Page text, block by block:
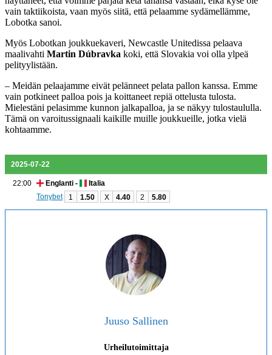
vain taktiikoista, vaan myös siitä, että pelaamme sydämellämme,
Lobotka sanoi.
Myös Lobotkan joukkuekaveri, Newcastle Unitedissa pelaava
maalivahti Martin Dúbravka koki, että Slovakia voi olla ylpeä
pelityylistään.
– Meidän pelaajamme eivät pelänneet pelata pallon kanssa. Emme
vain potkineet palloa pois ja koittaneet repiä ottelusta tulosta.
Mielestäni pelasimme kunnon jalkapalloa, ja se näkyy tulostaululla.
Tämä on varoitussignaali kaikille muille joukkueille, jotka vielä
kohtaamme.
2025-07-22
22:00 Englanti -
Italia
Tonybet
1 1.50 X 4.40 2 5.80
Juuso Sallinen
Urheilutoimittaja